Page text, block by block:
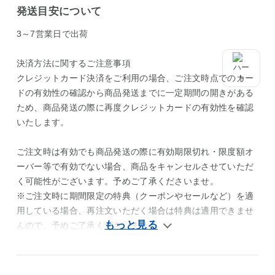
発送目安について
3～7営業日で出荷
決済方法に関するご注意事項
クレジットカード決済をご利用の場合、ご注文時点でのカー
ドの有効性の確認から商品発送までに一定期間の開きがある
ため、商品発送の際に再度クレジットカードの有効性を確認
いたします。
ご注文時は有効でも商品発送の際に有効期限切れ・限度額オ
ーバー等で有効でない場合、商品をキャンセルさせていただ
く可能性がございます。予めご了承くださいませ。
※ご注文時に期間限定の特典（クーポンやセールなど）を適
用している場合、再注文いただく場合は特典は適用できませ
んので、予めご了承くださいませ。